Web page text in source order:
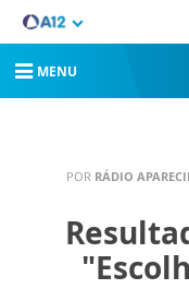
MENU
POR RÁDIO